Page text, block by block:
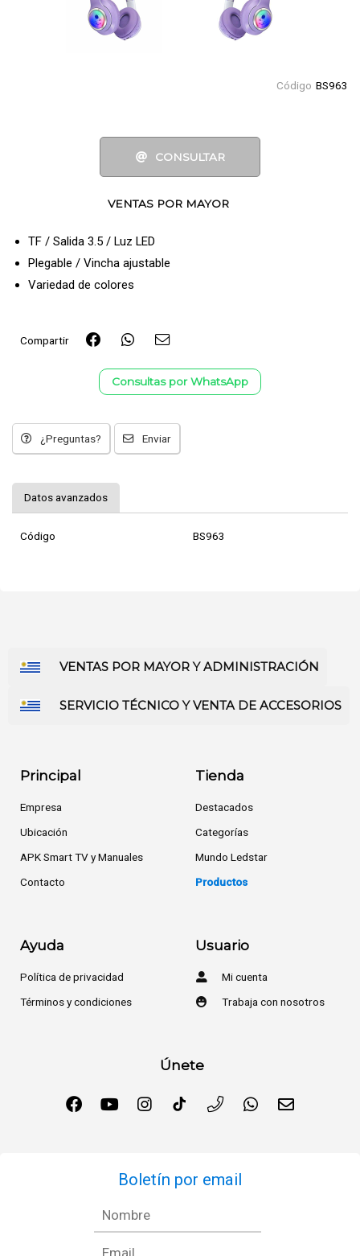
Código BS963
CONSULTAR
VENTAS POR MAYOR
TF / Salida 3.5 / Luz LED
Plegable / Vincha ajustable
Variedad de colores
Compartir
Consultas por WhatsApp
¿Preguntas? Enviar
Datos avanzados
Código BS963
VENTAS POR MAYOR Y ADMINISTRACIÓN
SERVICIO TÉCNICO Y VENTA DE ACCESORIOS
Principal
Empresa
Ubicación
APK Smart TV y Manuales
Contacto
Tienda
Destacados
Categorías
Mundo Ledstar
Productos
Ayuda
Política de privacidad
Términos y condiciones
Usuario
Mi cuenta
Trabaja con nosotros
Únete
Boletín por email